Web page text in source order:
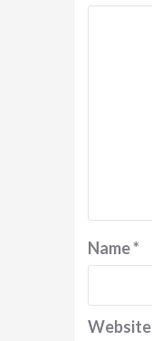
Name*
Website